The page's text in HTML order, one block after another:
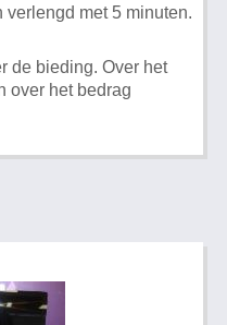
verlengd met 5 minuten.
de bieding. Over het
over het bedrag